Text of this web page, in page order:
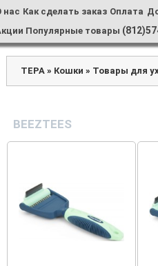
нас Как сделать заказ Оплата
Популярные товары
ТЕРА » Кошки » Товары для
BEEZTEES